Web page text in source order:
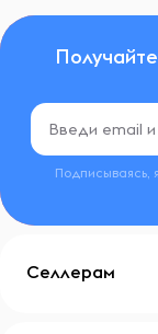
Подписываясь,
Селлерам